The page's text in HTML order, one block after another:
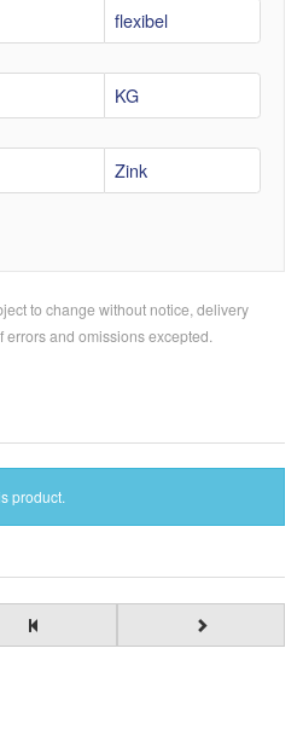
flexibel
KG
Zink
to change without notice, delivery
and omissions excepted.
product.